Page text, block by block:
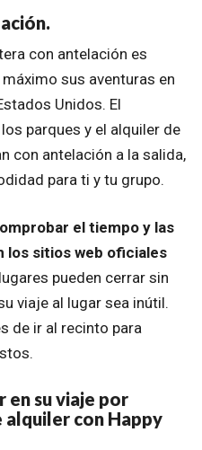
con antelación es
sus aventuras en
Unidos. El
parques y el alquiler de
con antelación a la salida,
para ti y tu grupo.
el tiempo y las
los sitios web oficiales
pueden cerrar sin
viaje al lugar sea inútil.
de ir al recinto para
en su viaje por
alquiler con Happy